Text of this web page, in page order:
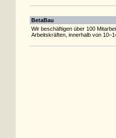
BetaBau
Wir beschäftigen über 100
Arbeitskräften, innerhalb von